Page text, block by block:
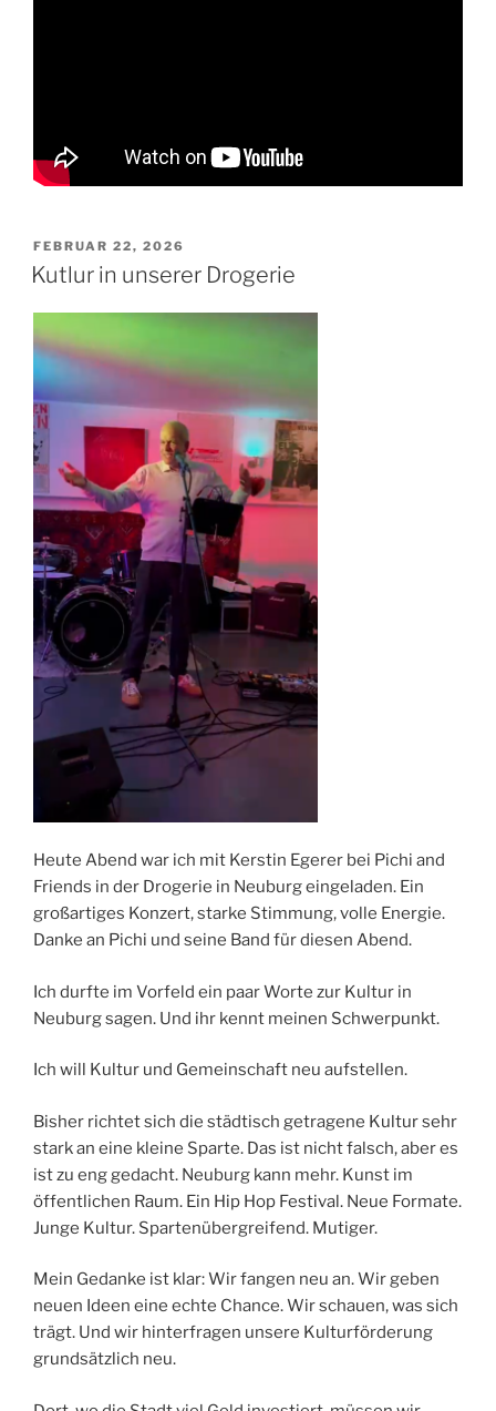
VERÖFFENTLICHT
AM
FEBRUAR 22, 2026
Kutlur in unserer Drogerie
Heute Abend war ich mit Kerstin Egerer bei Pichi and
Friends in der Drogerie in Neuburg eingeladen. Ein
großartiges Konzert, starke Stimmung, volle Energie.
Danke an Pichi und seine Band für diesen Abend.
Ich durfte im Vorfeld ein paar Worte zur Kultur in
Neuburg sagen. Und ihr kennt meinen Schwerpunkt.
Ich will Kultur und Gemeinschaft neu aufstellen.
Bisher richtet sich die städtisch getragene Kultur sehr
stark an eine kleine Sparte. Das ist nicht falsch, aber es
ist zu eng gedacht. Neuburg kann mehr. Kunst im
öffentlichen Raum. Ein Hip Hop Festival. Neue Formate.
Junge Kultur. Spartenübergreifend. Mutiger.
Mein Gedanke ist klar: Wir fangen neu an. Wir geben
neuen Ideen eine echte Chance. Wir schauen, was sich
trägt. Und wir hinterfragen unsere Kulturförderung
grundsätzlich neu.